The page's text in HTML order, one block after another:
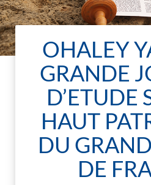
OHALEY
GRANDE
D’ETUDE
HAUT
DU
DE